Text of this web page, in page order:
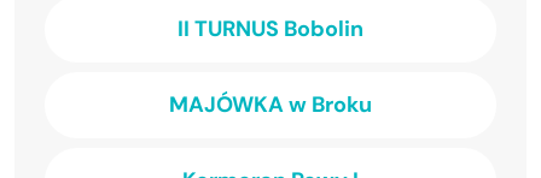
II TURNUS Bobolin
MAJÓWKA w Broku